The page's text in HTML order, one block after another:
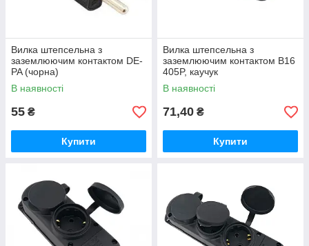
Вилка штепсельна з
заземлюючим контактом DE-
PA (чорна)
В наявності
55 ₴
Купити
Вилка штепсельна з
заземлюючим контактом В16
405P, каучук
В наявності
71,40 ₴
Купити